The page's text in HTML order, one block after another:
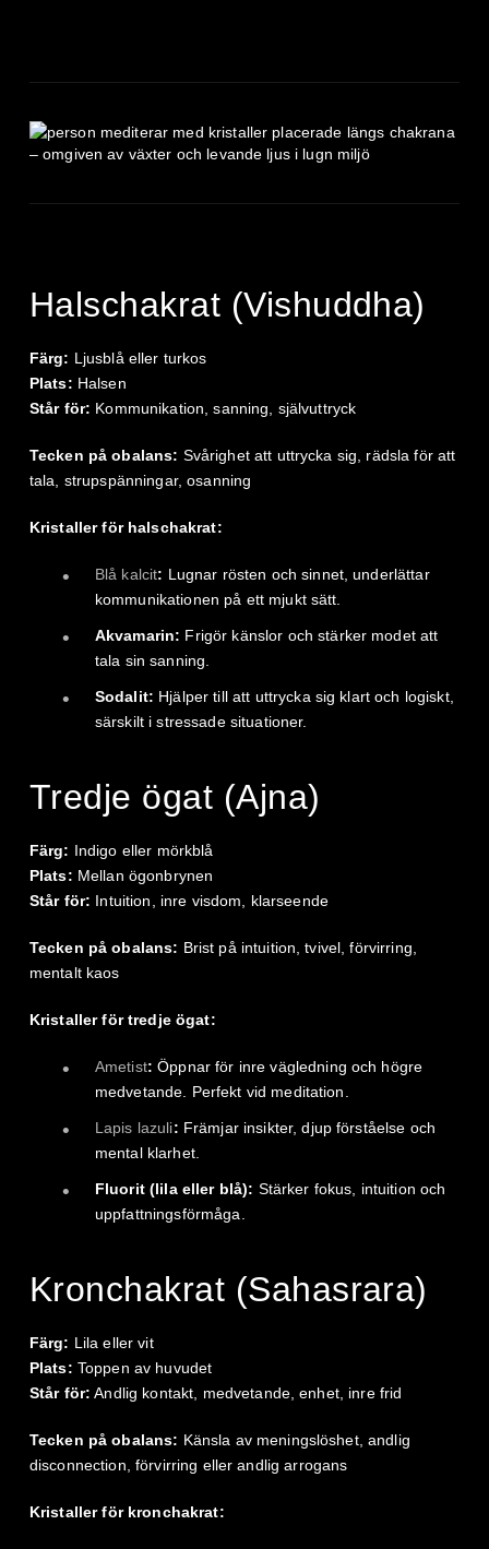
Halschakrat (Vishuddha)
Färg: Ljusblå eller turkos
Plats: Halsen
Står för: Kommunikation, sanning, självuttryck
Tecken på obalans: Svårighet att uttrycka sig, rädsla för att
tala, strupspänningar, osanning
Kristaller för halschakrat:
Blå kalcit: Lugnar rösten och sinnet, underlättar
kommunikationen på ett mjukt sätt.
Akvamarin: Frigör känslor och stärker modet att
tala sin sanning.
Sodalit: Hjälper till att uttrycka sig klart och logiskt,
särskilt i stressade situationer.
Tredje ögat (Ajna)
Färg: Indigo eller mörkblå
Plats: Mellan ögonbrynen
Står för: Intuition, inre visdom, klarseende
Tecken på obalans: Brist på intuition, tvivel, förvirring,
mentalt kaos
Kristaller för tredje ögat:
Ametist: Öppnar för inre vägledning och högre
medvetande. Perfekt vid meditation.
Lapis lazuli: Främjar insikter, djup förståelse och
mental klarhet.
Fluorit (lila eller blå): Stärker fokus, intuition och
uppfattningsförmåga.
Kronchakrat (Sahasrara)
Färg: Lila eller vit
Plats: Toppen av huvudet
Står för: Andlig kontakt, medvetande, enhet, inre frid
Tecken på obalans: Känsla av meningslöshet, andlig
disconnection, förvirring eller andlig arrogans
Kristaller för kronchakrat: